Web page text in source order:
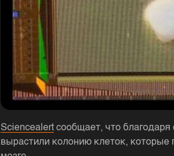
Sciencealert сообщает, что
вырастили колонию клеток, которые